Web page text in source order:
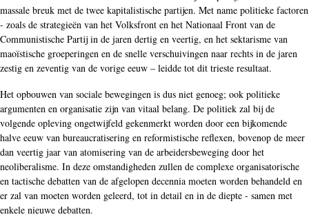
massale breuk met de twee kapitalistische partijen. Met name politieke factoren
- zoals de strategieën van het Volksfront en het Nationaal Front van de
Communistische Partij in de jaren dertig en veertig, en het sektarisme van
maoïstische groeperingen en de snelle verschuivingen naar rechts in de jaren
zestig en zeventig van de vorige eeuw – leidde tot dit trieste resultaat.
Het opbouwen van sociale bewegingen is dus niet genoeg; ook politieke
argumenten en organisatie zijn van vitaal belang. De politiek zal bij de
volgende opleving ongetwijfeld gekenmerkt worden door een bijkomende
halve eeuw van bureaucratisering en reformistische reflexen, bovenop de meer
dan veertig jaar van atomisering van de arbeidersbeweging door het
neoliberalisme. In deze omstandigheden zullen de complexe organisatorische
en tactische debatten van de afgelopen decennia moeten worden behandeld en
er zal van moeten worden geleerd, tot in detail en in de diepte - samen met
enkele nieuwe debatten.